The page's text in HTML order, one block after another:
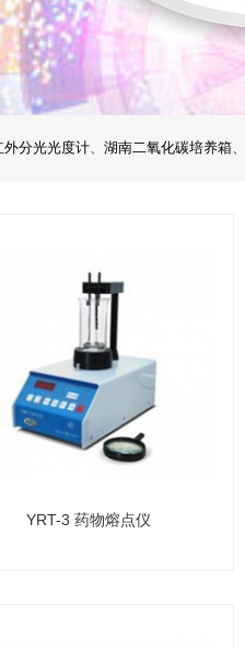
外分光光度计、 湖南二氧化碳培养箱、
YRT-3 药物熔点仪